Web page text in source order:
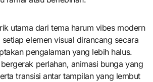
utama dari tema harum vibes modern
elemen visual dirancang secara
pengalaman yang lebih halus.
perlahan, animasi bunga yang
transisi antar tampilan yang lembut